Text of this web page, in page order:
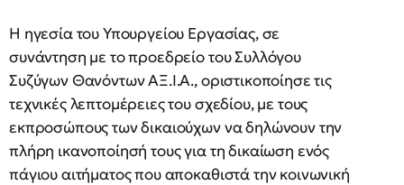
Η ηγεσία του Υπουργείου Εργασίας, σε
συνάντηση με το προεδρείο του Συλλόγου
Συζύγων Θανόντων ΑΞ.Ι.Α., οριστικοποίησε τις
τεχνικές λεπτομέρειες του σχεδίου, με τους
εκπροσώπους των δικαιούχων να δηλώνουν την
πλήρη ικανοποίησή τους για τη δικαίωση ενός
πάγιου αιτήματος που αποκαθιστά την κοινωνική